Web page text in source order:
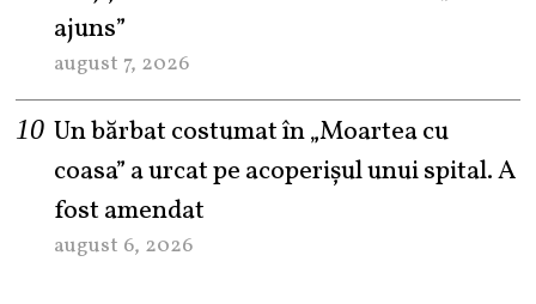
ajuns”
august 7, 2026
Un bărbat costumat în „Moartea cu
coasa” a urcat pe acoperișul unui spital. A
fost amendat
august 6, 2026